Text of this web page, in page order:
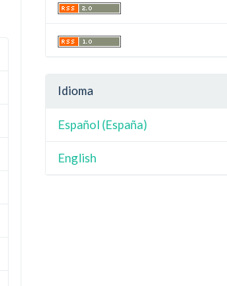
Idioma
Español (España)
English